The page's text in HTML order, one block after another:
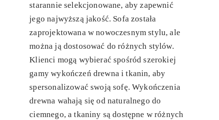
starannie selekcjonowane, aby zapewnić
jego najwyższą jakość. Sofa została
zaprojektowana w nowoczesnym stylu, ale
można ją dostosować do różnych stylów.
Klienci mogą wybierać spośród szerokiej
gamy wykończeń drewna i tkanin, aby
spersonalizować swoją sofę. Wykończenia
drewna wahają się od naturalnego do
ciemnego, a tkaniny są dostępne w różnych